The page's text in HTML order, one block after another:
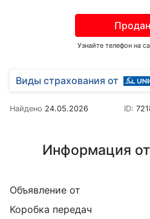
Узнайте телефон на
Виды страхования от
Найдено 24.05.2026 ID:
Информация
Объявление от
Коробка передач